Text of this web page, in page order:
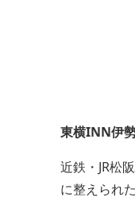
東横INN伊
近鉄・JR松
に整えられ